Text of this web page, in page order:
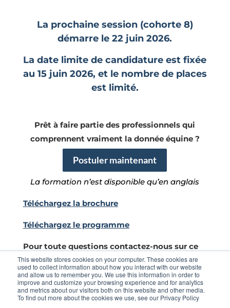
This website stores cookies on your computer. These cookies are
used to collect information about how you interact with our website
and allow us to remember you. We use this information in order to
improve and customize your browsing experience and for analytics
and metrics about our visitors both on this website and other media.
To find out more about the cookies we use, see our Privacy Policy
La prochaine session (cohorte 8)
démarre le 22 juin 2026.
La date limite de candidature est fixée
au 15 juin 2026, et le nombre de places
est limité.
Prêt à faire partie des professionnels qui
comprennent vraiment la donnée équine ?
Postuler maintenant
La formation n’est disponible qu’en anglais
Téléchargez la brochure
Téléchargez le programme
Pour toute questions contactez-nous sur ce
mail:institute@arioneo.com